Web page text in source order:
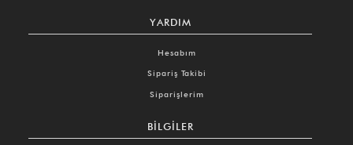
YARDIM
Hesabım
Sipariş Takibi
Siparişlerim
BILGILER